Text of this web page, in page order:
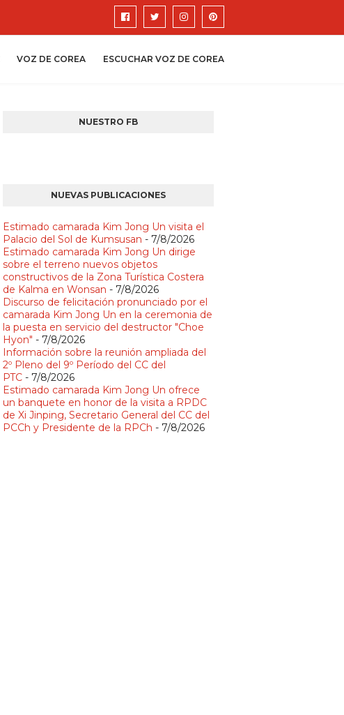
VOZ DE COREA ESCUCHAR VOZ DE COREA
NUESTRO FB
NUEVAS PUBLICACIONES
Estimado camarada Kim Jong Un visita el
Palacio del Sol de Kumsusan - 7/8/2026
Estimado camarada Kim Jong Un dirige
sobre el terreno nuevos objetos
constructivos de la Zona Turística Costera
de Kalma en Wonsan - 7/8/2026
Discurso de felicitación pronunciado por el
camarada Kim Jong Un en la ceremonia de
la puesta en servicio del destructor "Choe
Hyon" - 7/8/2026
Información sobre la reunión ampliada del
2º Pleno del 9º Período del CC del
PTC- 7/8/2026
Estimado camarada Kim Jong Un ofrece
un banquete en honor de la visita a RPDC
de Xi Jinping, Secretario General del CC del
PCCh y Presidente de la RPCh - 7/8/2026